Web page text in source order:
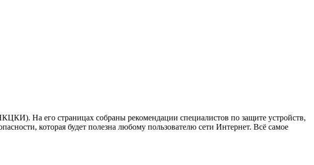
На его страницах собраны рекомендации специалистов по защите устройств,
которая будет полезна любому пользователю сети Интернет. Всё самое